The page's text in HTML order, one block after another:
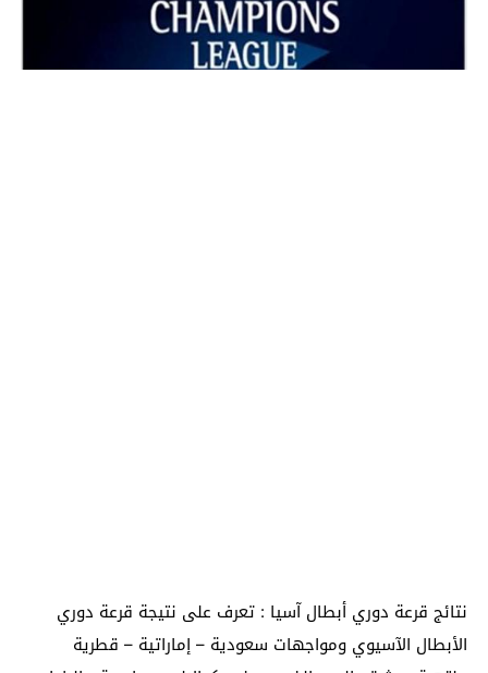
نتائج قرعة دوري أبطال آسيا : تعرف على نتيجة قرعة دوري
الأبطال الآسيوي ومواجهات سعودية – إماراتية – قطرية